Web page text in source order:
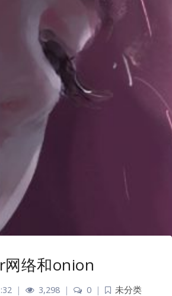
络和onion
| 3,298 | 0 |
未分类